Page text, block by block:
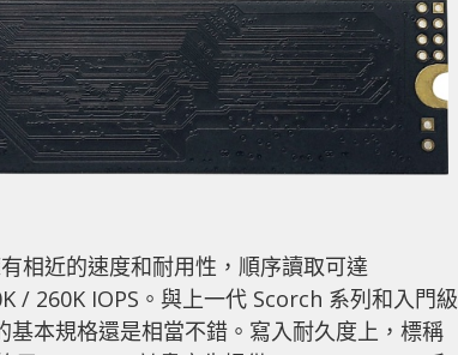
相近的速度和耐用性，順序讀取可達
/ 260K IOPS。與上一代 Scorch 系列和入門級
本規格還是相當不錯。寫入耐久度上，標稱